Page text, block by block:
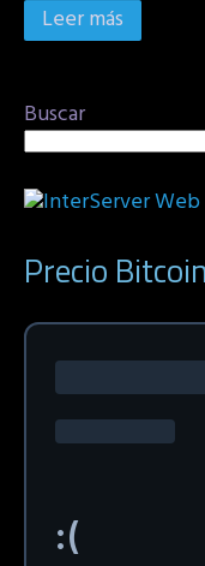
Leer más
Buscar
Precio Bitcoin